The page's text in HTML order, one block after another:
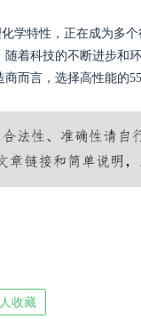
学特性，正在成为多
着科技的不断进步和
而言，选择高性能的
收藏